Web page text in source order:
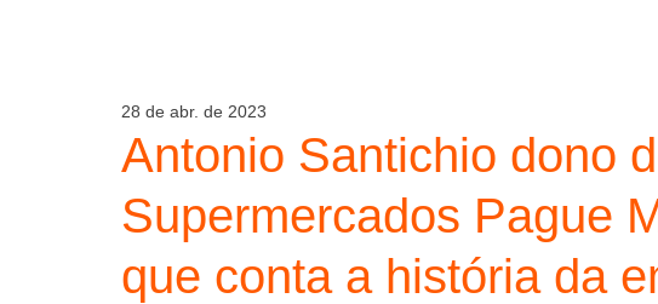
Antonio Santichio dono
Supermercados Pague
que conta a história da
28 de abr. de 2023